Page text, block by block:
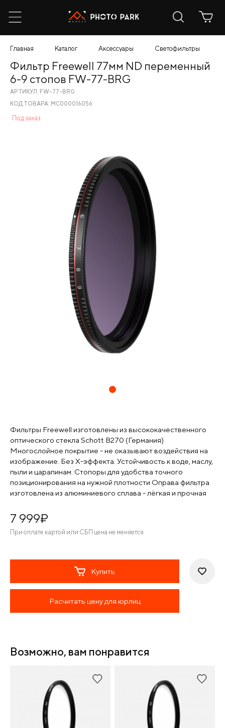
Главная Каталог Аксессуары Светофильтры
Фильтры Freewell изготовлены из высококачественного
оптического стекла Schott B270 (Германия)
Многослойное покрытие - не оказывают воздействия на
изображение. Без Х-эффекта. Устойчивость к воде, маслу,
пыли и царапинам. Стопоры для удобства точного
позиционирования на нужной плотности Оправа фильтра
изготовлена из алюминиевого сплава - лёгкая и прочная
7 999¤
При оплате картой или СБП цена не меняется
Купить
Расчитать цену для юрлиц
Возможно, вам понравится
Фильтр Freewell 77мм ND переменный
6-9 стопов FW-77-BRG
АРТИКУЛ: FW-77-BRG
КОД ТОВАРА: МС000016056
Под заказ